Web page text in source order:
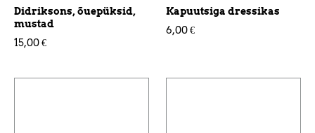
Didriksons, õuepüksid,
mustad
15,00 €
Kapuutsiga dressikas
6,00 €